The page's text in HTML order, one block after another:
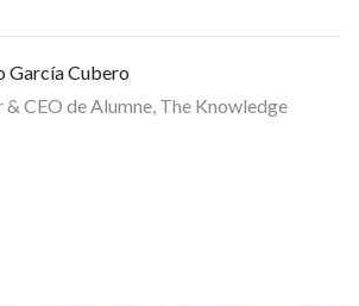
García Cubero
& CEO de Alumne, The Knowledge